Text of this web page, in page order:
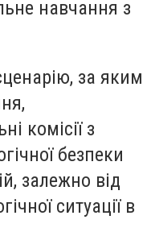
навчання з
за яким
комісії з
безпеки
залежно від
ситуації в